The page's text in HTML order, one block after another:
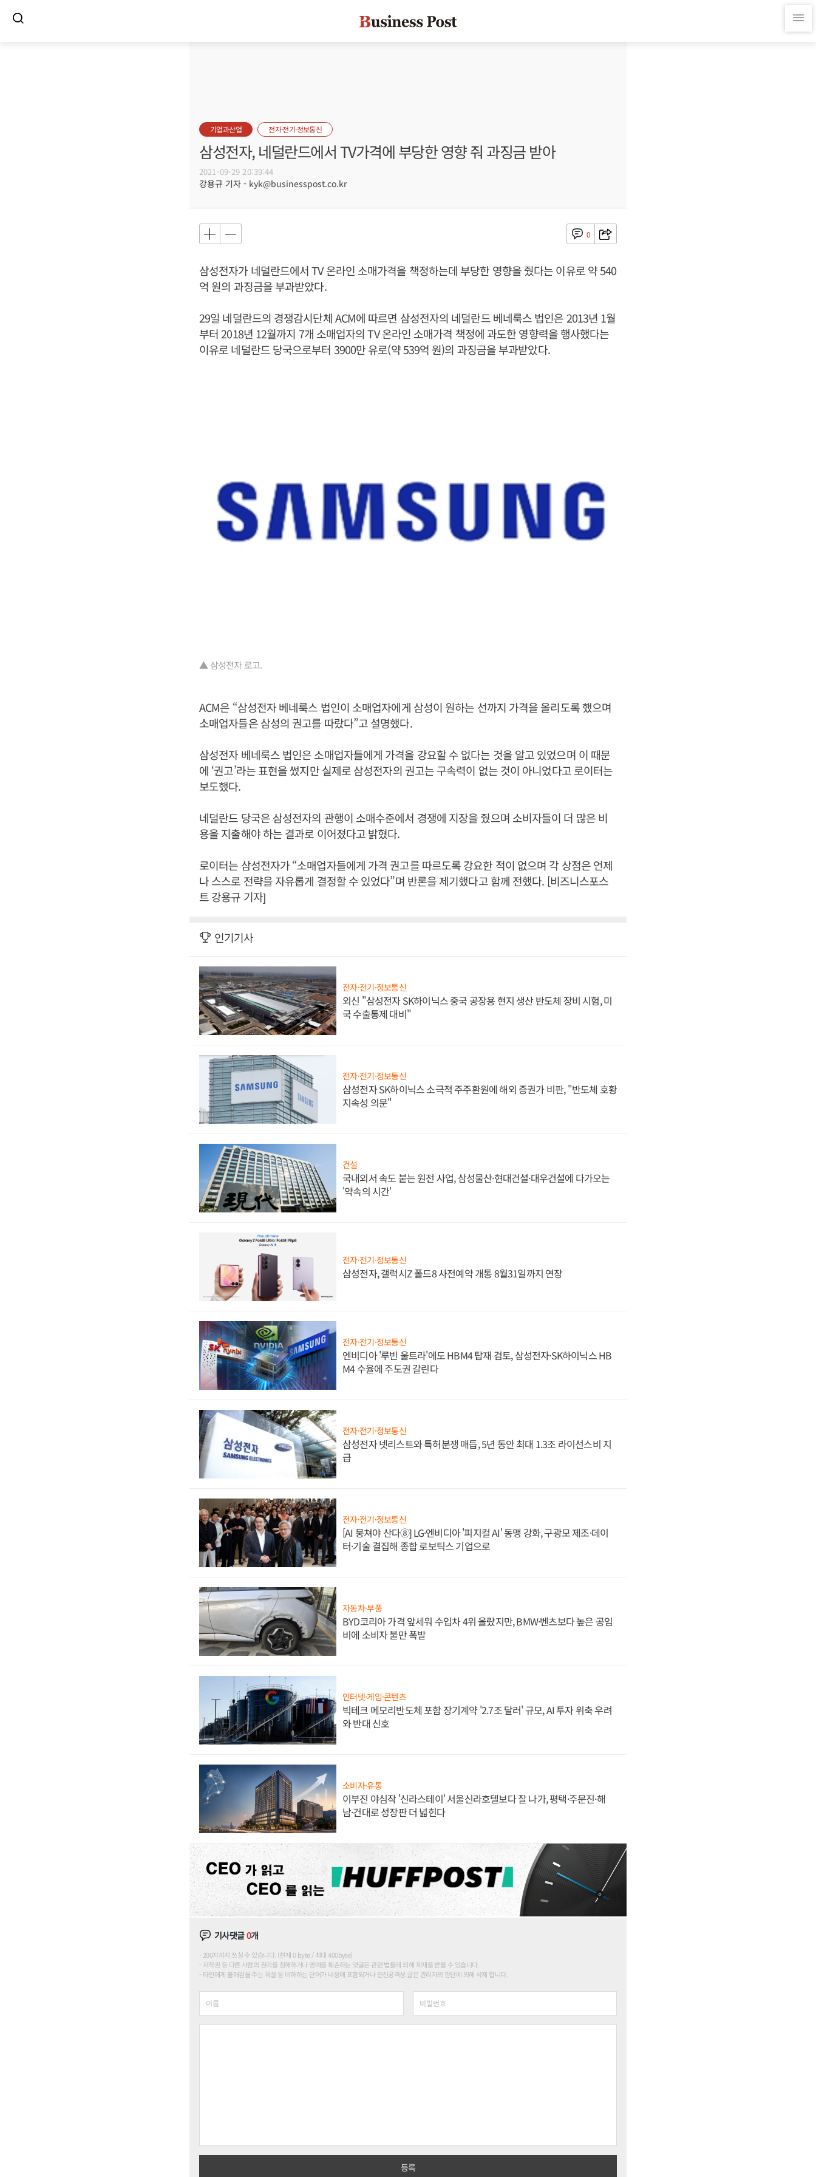
기업과산업 전자·전기·정보통신
삼성전자, 네덜란드에서 TV가격에 부당한 영향 줘 과징금 받아
2021-09-29 20:39:44
강용규 기자 - kyk@businesspost.co.kr
0
삼성전자가 네덜란드에서 TV 온라인 소매가격을 책정하는데 부당한 영향을 줬다는 이유로 약 540
억 원의 과징금을 부과받았다.
29일 네덜란드의 경쟁감시단체 ACM에 따르면 삼성전자의 네덜란드 베네룩스 법인은 2013년 1월
부터 2018년 12월까지 7개 소매업자의 TV 온라인 소매가격 책정에 과도한 영향력을 행사했다는
이유로 네덜란드 당국으로부터 3900만 유로(약 539억 원)의 과징금을 부과받았다.
▲ 삼성전자 로고.
ACM은 “삼성전자 베네룩스 법인이 소매업자에게 삼성이 원하는 선까지 가격을 올리도록 했으며
소매업자들은 삼성의 권고를 따랐다”고 설명했다.
삼성전자 베네룩스 법인은 소매업자들에게 가격을 강요할 수 없다는 것을 알고 있었으며 이 때문
에 ‘권고’라는 표현을 썼지만 실제로 삼성전자의 권고는 구속력이 없는 것이 아니었다고 로이터는
보도했다.
네덜란드 당국은 삼성전자의 관행이 소매수준에서 경쟁에 지장을 줬으며 소비자들이 더 많은 비
용을 지출해야 하는 결과로 이어졌다고 밝혔다.
로이터는 삼성전자가 “소매업자들에게 가격 권고를 따르도록 강요한 적이 없으며 각 상점은 언제
나 스스로 전략을 자유롭게 결정할 수 있었다”며 반론을 제기했다고 함께 전했다. [비즈니스포스
트 강용규 기자]
인기기사
전자·전기·정보통신
외신 "삼성전자 SK하이닉스 중국 공장용 현지 생산 반도체 장비 시험, 미
국 수출통제 대비"
전자·전기·정보통신
삼성전자 SK하이닉스 소극적 주주환원에 해외 증권가 비판, "반도체 호황
지속성 의문"
건설
국내외서 속도 붙는 원전 사업, 삼성물산·현대건설·대우건설에 다가오는
'약속의 시간'
전자·전기·정보통신
삼성전자, 갤럭시Z 폴드8 사전예약 개통 8월31일까지 연장
전자·전기·정보통신
엔비디아 '루빈 울트라'에도 HBM4 탑재 검토, 삼성전자·SK하이닉스 HB
M4 수율에 주도권 갈린다
전자·전기·정보통신
삼성전자 넷리스트와 특허분쟁 매듭, 5년 동안 최대 1.3조 라이선스비 지
급
전자·전기·정보통신
[AI 뭉쳐야 산다⑧] LG·엔비디아 '피지컬 AI' 동맹 강화, 구광모 제조·데이
터·기술 결집해 종합 로보틱스 기업으로
자동차·부품
BYD코리아 가격 앞세워 수입차 4위 올랐지만, BMW·벤츠보다 높은 공임
비에 소비자 불만 폭발
인터넷·게임·콘텐츠
빅테크 메모리반도체 포함 장기계약 '2.7조 달러' 규모, AI 투자 위축 우려
와 반대 신호
소비자·유통
이부진 야심작 '신라스테이' 서울신라호텔보다 잘 나가, 평택·주문진·해
남·건대로 성장판 더 넓힌다
기사댓글0개
200자까지 쓰실 수 있습니다. (현재 0 byte / 최대 400byte)
저작권 등 다른 사람의 권리를 침해하거나 명예를 훼손하는 댓글은 관련 법률에 의해 제재를 받을 수 있습니다.
타인에게 불쾌감을 주는 욕설 등 비하하는 단어가 내용에 포함되거나 인신공격성 글은 관리자의 판단에 의해 삭제 합니다.